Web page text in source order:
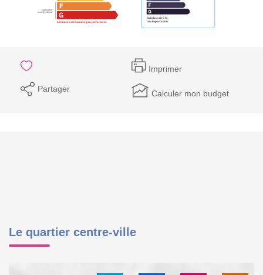
Imprimer
Partager Calculer mon budget
Le quartier centre-ville